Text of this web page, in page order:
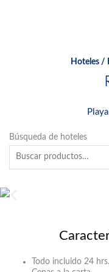
Hoteles /
Búsqueda de hoteles
Buscar
por:
Todo incluido 24 hrs.